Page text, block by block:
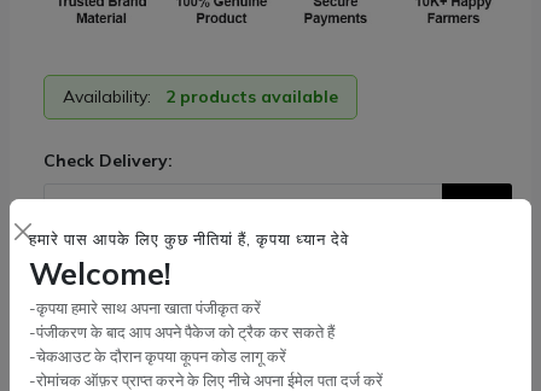
हमारे पास आपके लिए कुछ नीतियां हैं, कृपया ध्यान देवे
Welcome!
-कृपया हमारे साथ अपना खाता पंजीकृत करें
-पंजीकरण के बाद आप अपने पैकेज को ट्रैक कर सकते हैं
-चेकआउट के दौरान कृपया कूपन कोड लागू करें
-रोमांचक ऑफ़र प्राप्त करने के लिए नीचे अपना ईमेल पता दर्ज करें
Availability: 2 products available
Check Delivery:
Tags: thresher part
Bearing Size:
205 206 207 210